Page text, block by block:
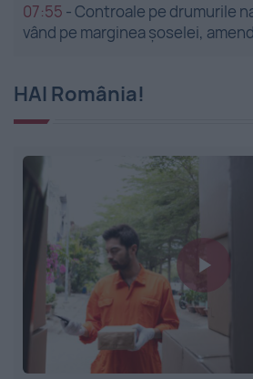
07:55 -Controale pe drumurile
vând pe marginea șoselei,
HAI România!